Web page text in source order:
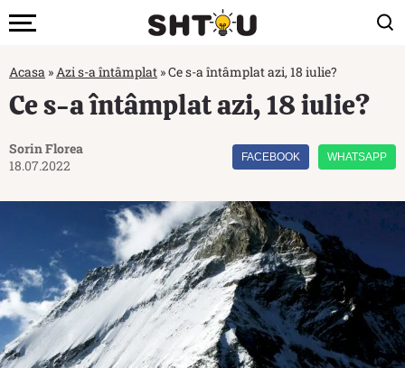
Acasa »Azi s-a întâmplat »Ce s-a întâmplat azi, 18 iulie?
Ce s-a întâmplat azi, 18 iulie?
Sorin Florea
18.07.2022
FACEBOOK WHATSAPP